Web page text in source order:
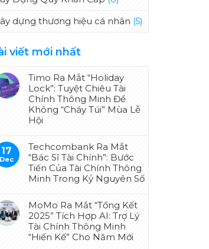
dựng thương hiệu cá nhân (5)
viết mới nhất
Timo Ra Mắt “Holiday
Lock”: Tuyệt Chiêu Tài
Chính Thông Minh Để
Không “Cháy Túi” Mùa Lễ
Hội
17
Dec
Techcombank Ra Mắt
“Bác Sĩ Tài Chính”: Bước
Tiến Của Tài Chính Thông
Minh Trong Kỷ Nguyên Số
MoMo Ra Mắt “Tổng Kết
2025” Tích Hợp AI: Trợ Lý
Tài Chính Thông Minh
“Hiến Kế” Cho Năm Mới